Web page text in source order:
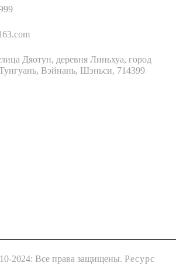
Дяотун, деревня Линьхуа, город
Вэйнань, Шэньси, 714399
2024: Все права защищены. Ресурс